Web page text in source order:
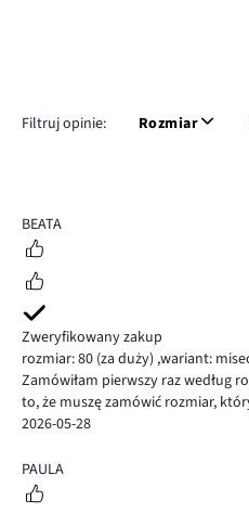
Filtruj opinie: Rozmiar
3
BEATA
Zweryfikowany zakup
rozmiar: 80 (za duży) ,wariant:
Zamówiłam pierwszy raz według
to, że muszę zamówić rozmiar,
2026-05-28
5
PAULA